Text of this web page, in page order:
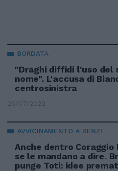
BORDATA
"Draghi diffidi l'uso del
nome". L'accusa di
centrosinistra
25/07/2022
AVVICINAMENTO A RENZI
Anche dentro Coraggio
se le mandano a dire.
punge Toti: idee